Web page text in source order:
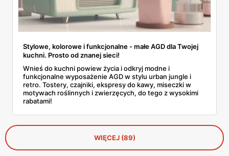
Stylowe, kolorowe i funkcjonalne - małe AGD dla Twojej
kuchni. Prosto od znanej sieci!
Wnieś do kuchni powiew życia i odkryj modne i
funkcjonalne wyposażenie AGD w stylu urban jungle i
retro. Tostery, czajniki, ekspresy do kawy, miseczki w
motywach roślinnych i zwierzęcych, do tego z wysokimi
rabatami!
WIĘCEJ (89)